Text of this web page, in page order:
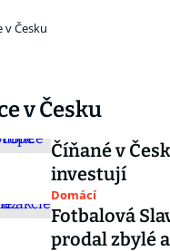
v Česku
v Česku
Číňané v
investují
Domácí
Fotbalová
prodal zbylé